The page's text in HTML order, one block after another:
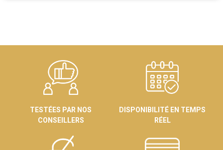
TESTÉES PAR NOS
CONSEILLERS
DISPONIBILITÉ EN TEMPS
RÉEL